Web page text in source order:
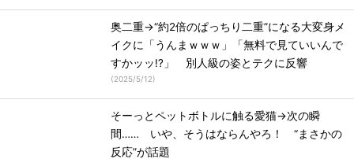
奥二重→“約2倍のぱっちり二重”になる大変身メ
イクに「うんまｗｗｗ」「無料で見ていいんで
すかッッ!?」 別人級の姿とテクに反響
(2025/5/12)
そーっとペットボトルに触る愛猫→次の瞬
間…… いや、そうはならんやろ！ “まさかの
反応”が話題